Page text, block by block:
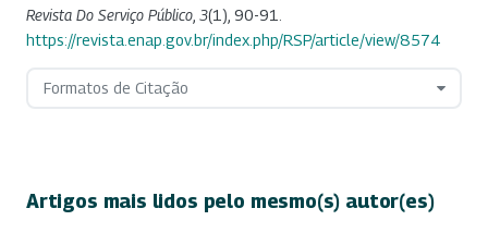
Revista Do Serviço Público 3(1), 90-91.
https://revista.enap.gov.br/index.php/RSP/article/view/8574
Formatos de Citação
Artigos mais lidos pelo mesmo(s) autor(es)